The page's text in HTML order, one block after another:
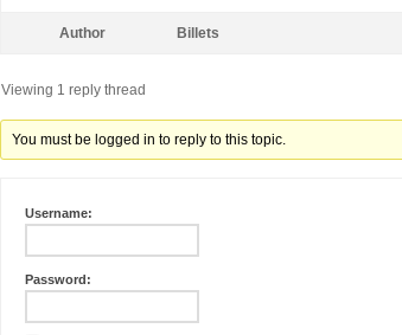
Author Billets
Viewing 1 reply thread
You must be logged in to reply to this topic.
Username:
Password: